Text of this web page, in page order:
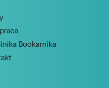
Bookarnika